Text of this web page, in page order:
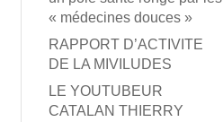
« médecines douces »
RAPPORT D’ACTIVITE
DE LA MIVILUDES
LE YOUTUBEUR
CATALAN THIERRY